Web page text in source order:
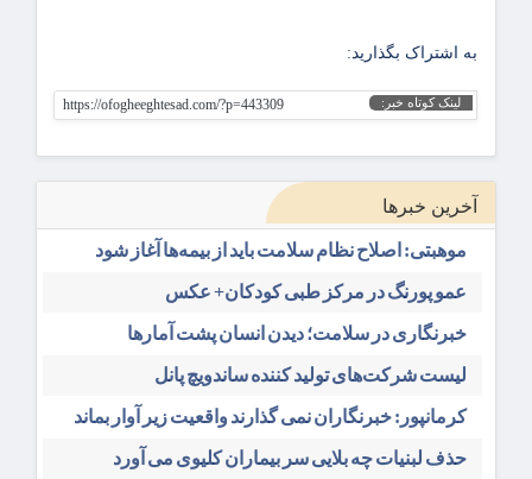
به اشتراک بگذارید:
لینک کوتاه خبر: https://ofogheeghtesad.com/?p=443309
آخرین خبرها
موهبتی: اصلاح نظام سلامت باید از بیمه‌ها آغاز شود
عمو پورنگ در مرکز طبی کودکان+ عکس
خبرنگاری در سلامت؛ دیدن انسان پشت آمارها
لیست شرکت‌های تولید کننده ساندویچ پانل
کرمانپور: خبرنگاران نمی گذارند واقعیت زیر آوار بماند
حذف لبنیات چه بلایی سر بیماران کلیوی می آورد